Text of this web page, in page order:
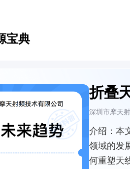
宝典
折叠
深圳市摩天
介绍： 本
领域的发
何重塑天